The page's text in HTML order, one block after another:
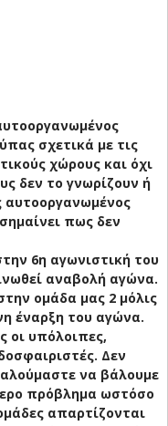
σχετικά με τις
χώρους και όχι
δεν το γνωρίζουν ή
αυτοοργανωμένος
πως δεν
6η αγωνιστική του
αναβολή αγώνα.
ομάδα μας 2 μόλις
έναρξη του αγώνα.
οι υπόλοιπες,
Δεν
να βάλουμε
πρόβλημα ωστόσο
απαρτίζονται